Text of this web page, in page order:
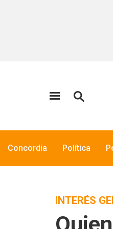
Concordia Política
INTERÉS